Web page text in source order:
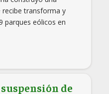
recibe transforma y
parques eólicos en
de